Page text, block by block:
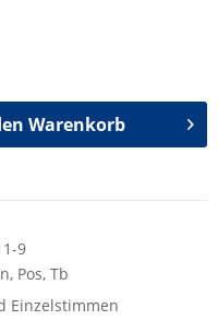
Warenkorb
9
Pos, Tb
Einzelstimmen